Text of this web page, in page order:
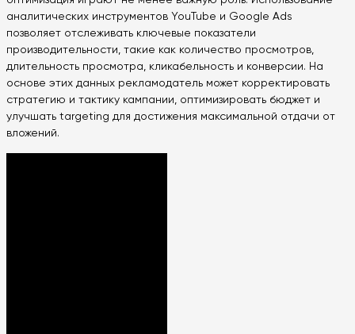
аналитических инструментов YouTube и Google Ads
позволяет отслеживать ключевые показатели
производительности, такие как количество просмотров,
длительность просмотра, кликабельность и конверсии. На
основе этих данных рекламодатель может корректировать
стратегию и тактику кампании, оптимизировать бюджет и
улучшать targeting для достижения максимальной отдачи от
вложений.